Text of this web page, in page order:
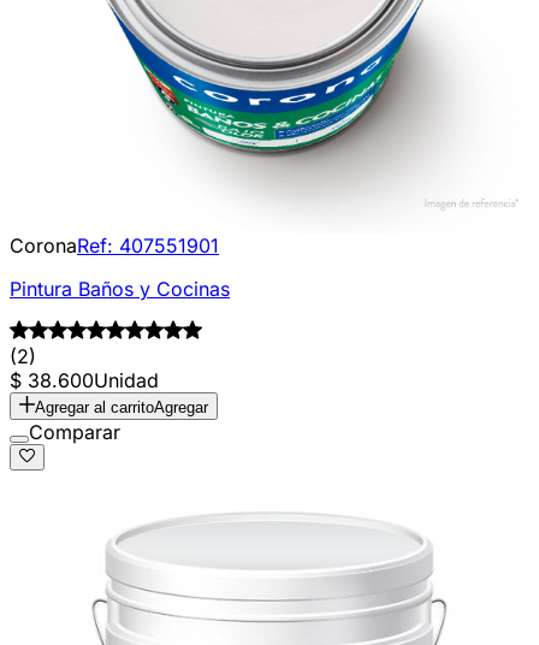
CoronaRef: 407551901
Pintura Baños y Cocinas
(2)
$ 38.600Unidad
Agregar al carritoAgregar
Comparar